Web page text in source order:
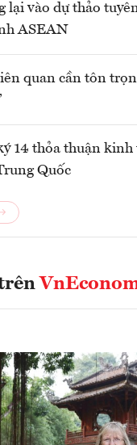
lại vào dự thảo
ASEAN
quan cần tôn
14 thỏa thuận kinh
Quốc